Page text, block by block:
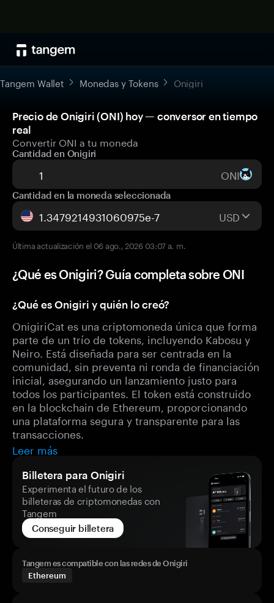
Tangem Wallet Monedas y Tokens Onigiri
Precio de Onigiri (ONI) hoy — conversor en tiempo
real
Convertir ONI a tu moneda
Cantidad en Onigiri
ONI
Cantidad en la moneda seleccionada
USD
Última actualización el 06 ago., 2026 03:07 a. m.
¿Qué es Onigiri? Guía completa sobre ONI
¿Qué es Onigiri y quién lo creó?
OnigiriCat es una criptomoneda única que forma
parte de un trío de tokens, incluyendo Kabosu y
Neiro. Está diseñada para ser centrada en la
comunidad, sin preventa ni ronda de financiación
inicial, asegurando un lanzamiento justo para
todos los participantes. El token está construido
en la blockchain de Ethereum, proporcionando
una plataforma segura y transparente para las
transacciones.
Leer más
Billetera para Onigiri
Experimenta el futuro de los
billeteras de criptomonedas con
Tangem
Conseguir billetera
Tangem es compatible con las redes de Onigiri
Ethereum